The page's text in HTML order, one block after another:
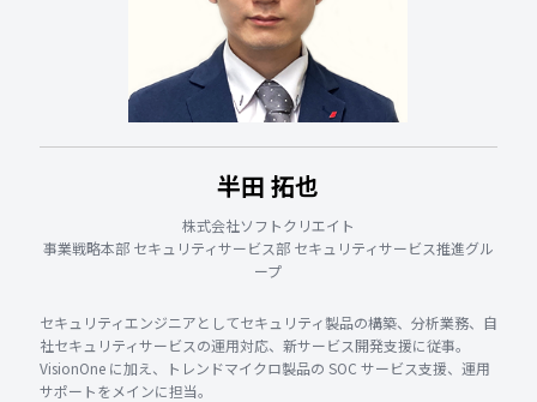
半田 拓也
株式会社ソフトクリエイト
事業戦略本部 セキュリティサービス部 セキュリティサービス推進グル
ープ
セキュリティエンジニアとしてセキュリティ製品の構築、分析業務、自
社セキュリティサービスの運用対応、新サービス開発支援に従事。
VisionOne に加え、トレンドマイクロ製品の SOC サービス支援、運用
サポートをメインに担当。